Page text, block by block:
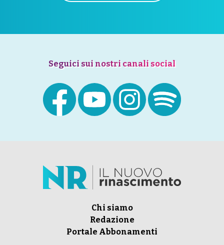
Seguici sui nostri canali social
Chi siamo
Redazione
Portale Abbonamenti